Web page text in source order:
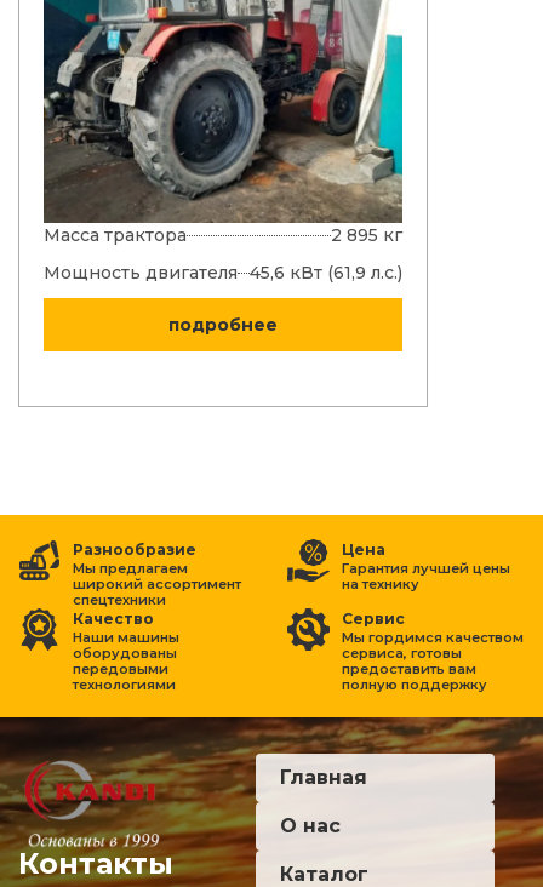
Масса трактора
2 895 кг
Мощность двигателя
45,6 кВт (61,9 л.с.)
подробнее
Разнообразие
Мы предлагаем
широкий ассортимент
спецтехники
Цена
Гарантия лучшей цены
натехнику
Качество
Наши машины
оборудованы
передовыми
технологиями
Сервис
Мы гордимся качеством
сервиса, готовы
предоставить вам
полную поддержку
Контакты
Главная
О нас
Каталог